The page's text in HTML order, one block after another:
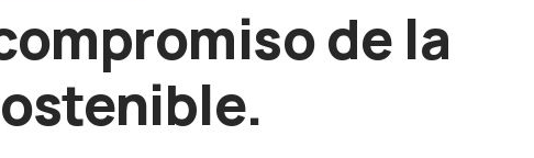
de la